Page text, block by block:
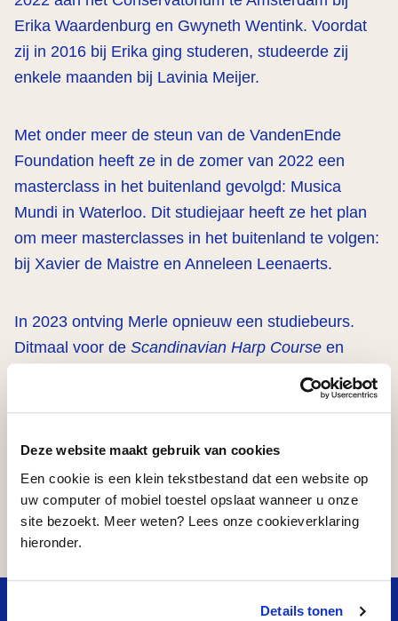
Deze website maakt gebruik van cookies
Een cookie is een klein tekstbestand dat een website op
uw computer of mobiel toestel opslaat wanneer u onze
site bezoekt. Meer weten? Lees onze cookieverklaring
hieronder.
Details tonen
Erika Waardenburg en Gwyneth Wentink. Voordat
zij in 2016 bij Erika ging studeren, studeerde zij
enkele maanden bij Lavinia Meijer.
Met onder meer de steun van de VandenEnde
Foundation heeft ze in de zomer van 2022 een
masterclass in het buitenland gevolgd: Musica
Mundi in Waterloo. Dit studiejaar heeft ze het plan
om meer masterclasses in het buitenland te volgen:
bij Xavier de Maistre en Anneleen Leenaerts.
In 2023 ontving Merle opnieuw een studiebeurs.
Ditmaal voor de Scandinavian Harp Course en
privélessen van Sivan Magen als Isabelle Perrin.
Delen
…